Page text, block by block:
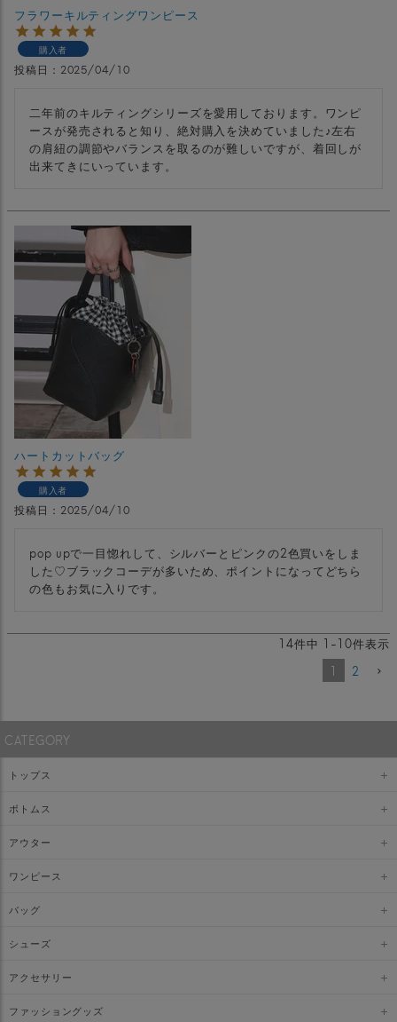
フラワーキルティングワンピース
購入者
投稿日 2025/04/10
二年前のキルティングシリーズを愛用しております。ワンピ
ースが発売されると知り、絶対購入を決めていました♪左右
の肩紐の調節やバランスを取るのが難しいですが、着回しが
出来てきにいっています。
ハートカットバッグ
購入者
投稿日 2025/04/10
pop upで一目惚れして、シルバーとピンクの2色買いをしま
した♡ブラックコーデが多いため、ポイントになってどちら
の色もお気に入りです。
14件中 1 -10件表示
1
2
CATEGORY
トップス
ボトムス
アウター
ワンピース
バッグ
シューズ
アクセサリー
ファッショングッズ